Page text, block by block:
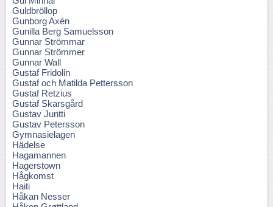
Guldbröllop
Gunborg Axén
Gunilla Berg Samuelsson
Gunnar Strömmar
Gunnar Strömmer
Gunnar Wall
Gustaf Fridolin
Gustaf och Matilda Pettersson
Gustaf Retzius
Gustaf Skarsgård
Gustav Juntti
Gustav Petersson
Gymnasielagen
Hädelse
Hagamannen
Hagerstown
Hågkomst
Haiti
Håkan Nesser